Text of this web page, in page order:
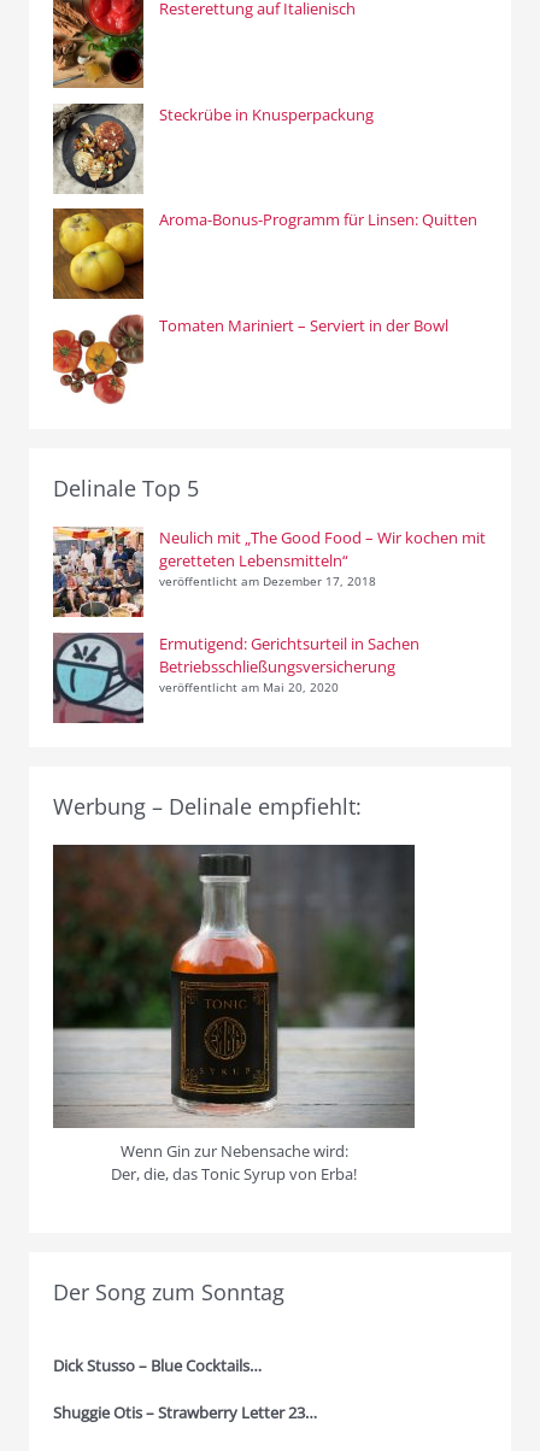
Resterettung auf Italienisch
Steckrübe in Knusperpackung
Aroma-Bonus-Programm für Linsen: Quitten
Tomaten Mariniert – Serviert in der Bowl
Delinale Top 5
Neulich mit „The Good Food – Wir kochen mit
geretteten Lebensmitteln“
veröffentlicht am Dezember 17, 2018
Ermutigend: Gerichtsurteil in Sachen
Betriebsschließungsversicherung
veröffentlicht am Mai 20, 2020
Werbung – Delinale empfiehlt:
Wenn Gin zur Nebensache wird:
Der, die, das Tonic Syrup von Erba!
Der Song zum Sonntag
Dick Stusso – Blue Cocktails…
Shuggie Otis – Strawberry Letter 23…